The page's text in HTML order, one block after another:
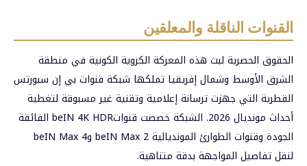
القنوات الناقلة والمعلقين
الحقوق الحصرية لبث هذه المعركة الكروية الكونية في منطقة
الشرق الأوسط وشمال إفريقيا تملكها شبكة قنوات بي إن سبورتس
القطرية التي جهزت ترسانة إعلامية وتقنية غير مسبوقة لتغطية
أحداث مونديال 2026. الشبكة خصصت قنواتbeIN 4K HDR الفائقة
الجودة وقنوات الطوارئ المونديالية beIN Max 2 وbeIN Max 4
لنقل تفاصيل المواجهة بدقة متناهية.